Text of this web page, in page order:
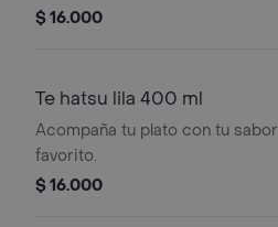
$ 16.000
Te hatsu lila 400 ml
Acompaña tu plato con tu sabor
favorito.
$ 16.000